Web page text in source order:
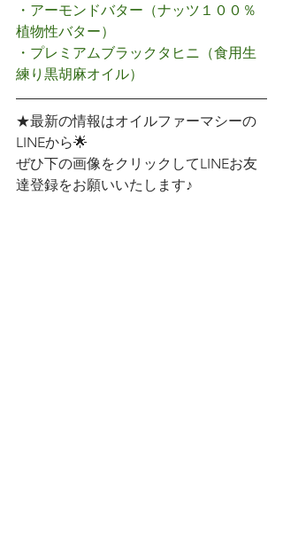
・アーモンドバター（ナッツ１００％
植物性バター）
・プレミアムブラックタヒニ（食用生
練り黒胡麻オイル）
★最新の情報はオイルファーマシーの
LINEから🌟
ぜひ下の画像をクリックしてLINEお友
達登録をお願いいたします♪